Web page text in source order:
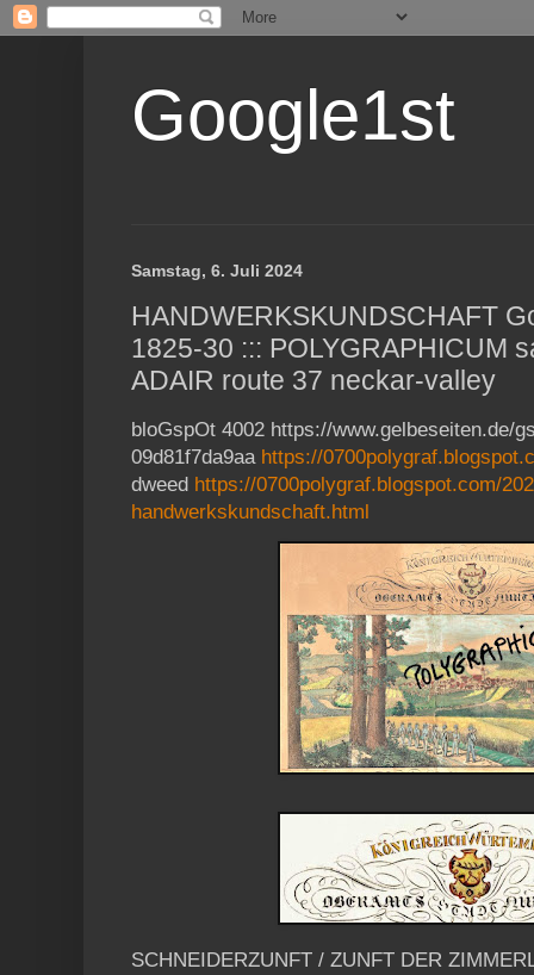
Google1st
Samstag, 6. Juli 2024
HANDWERKSKUNDSCHAFT
1825-30 ::: POLYGRAPHICUM
ADAIR route 37 neckar-valley
bloGspOt 4002 https://www.gelbeseiten.de/
09d81f7da9aa https://
dweed https://0700polygraf.blogspot.com/
handwerkskundschaft.html
SCHNEIDERZUNFT / ZUNFT DER